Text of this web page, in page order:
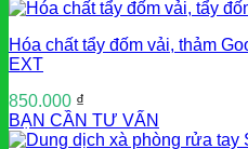
Hóa chất tẩy đốm vải, thảm
EXT
850.000 ₫
BẠN CẦN TƯ VẤN